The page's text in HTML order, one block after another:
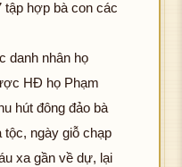
tập hợp bà con các
danh nhân họ
HĐ họ Phạm
hút đông đảo bà
tộc, ngày giỗ chạp
xa gần về dự, lại